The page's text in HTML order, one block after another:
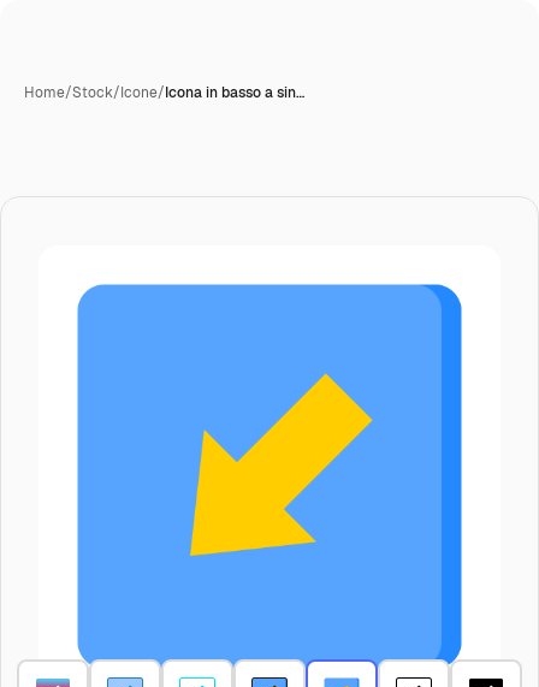
Home/Stock/Icone/Icona in basso a sin…